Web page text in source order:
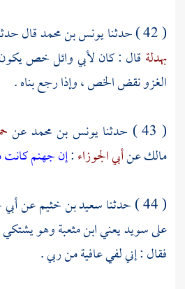
( 42 ) حدثنا
يونس بن محمدقال
بهدلة قال : كانلأبي وائلخص يكون
الغزو نقض الخص ، وإذا رجع بناه .
( 43 ) حدثنا
يونس بن محمدعن
مالكعنأبي الجوزاء:إن جهنم كانت
( 44 ) حدثنا
سعيد بن خثيمعن
علىسويد يعني ابن مثعبةوهو
فقال : إني لفي عافية من ربي .